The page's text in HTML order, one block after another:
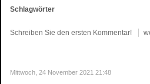
Schlagwörter
Schreiben Sie den ersten Kommentar!
Mittwoch, 24 November 2021 21:48